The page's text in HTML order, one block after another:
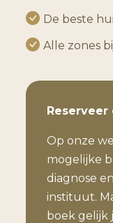
De beste
Alle zones
Op onze
mogelijke
diagnose
instituut.
boek gelijk